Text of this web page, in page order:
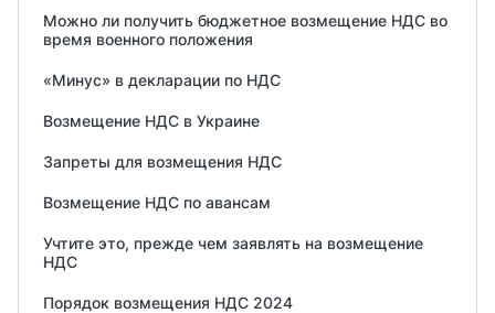
Можно ли получить бюджетное возмещение НДС во
время военного положения
«Минус» в декларации по НДС
Возмещение НДС в Украине
Запреты для возмещения НДС
Возмещение НДС по авансам
Учтите это, прежде чем заявлять на возмещение
НДС
Порядок возмещения НДС 2024